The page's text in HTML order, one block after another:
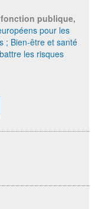
publique,
pour les
; Bien-être et santé
les risques